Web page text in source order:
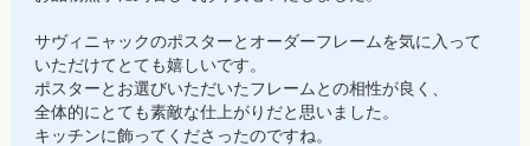
サヴィニャックのポスターとオーダーフレームを気に入って
いただけてとても嬉しいです。
ポスターとお選びいただいたフレームとの相性が良く、
全体的にとても素敵な仕上がりだと思いました。
キッチンに飾ってくださったのですね。